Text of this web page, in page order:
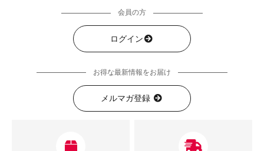
会員の方
ログイン
お得な最新情報をお届け
メルマガ登録